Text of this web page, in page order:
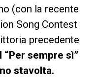
(con la recente
Song Contest
precedente
“Per sempre sì”
stavolta.